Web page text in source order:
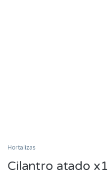
Hortalizas
Cilantro atado